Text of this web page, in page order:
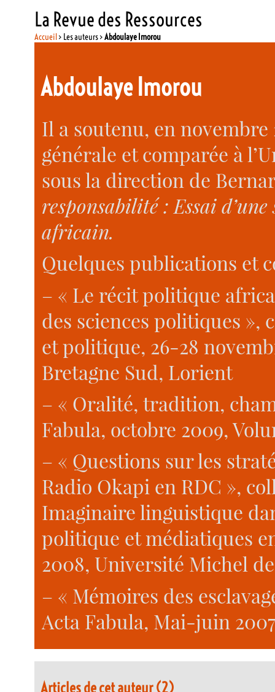
La Revue des Ressources
Accueil> Les auteurs >Abdoulaye Imorou
Abdoulaye Imorou
Il a soutenu, en
générale et comparée à
sous la direction de
responsabilité : Essai
africain.
Quelques publications et
– « Le récit politique
des sciences politiques
et politique, 26-28
Bretagne Sud, Lorient
– « Oralité, tradition,
Fabula, octobre 2009,
– « Questions sur les
Radio Okapi en RDC »,
Imaginaire linguistique
politique et médiatiques
2008, Université Michel
– « Mémoires des
Acta Fabula, Mai-juin
Articles de cet auteur (2)